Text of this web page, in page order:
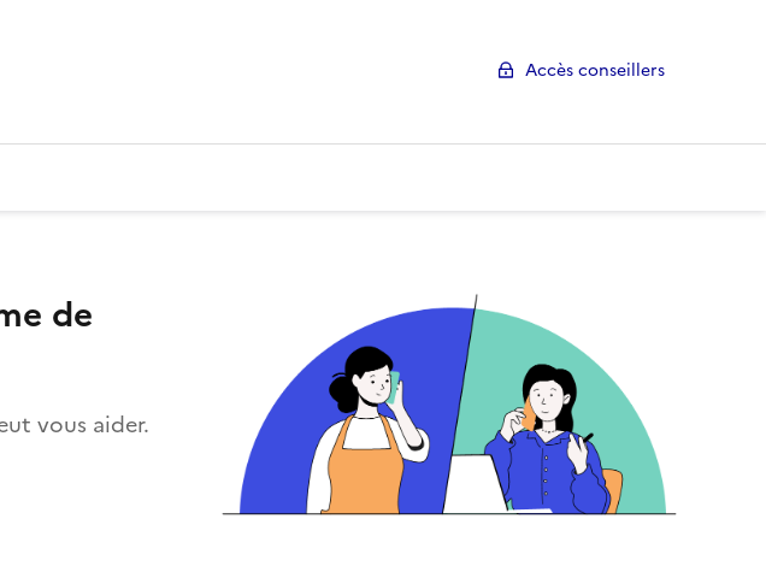
Accès conseillers
de
vous aider.